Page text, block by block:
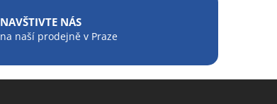
NAVŠTIVTE NÁS
na naší prodejně v Praze